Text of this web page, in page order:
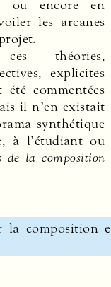
ou encore en
les arcanes
théories,
explicites
commentées
il n’en existait
synthétique
à l’étudiant ou
de la composition
composition